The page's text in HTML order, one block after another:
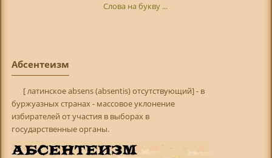
Слова на букву ...
Абсентеизм
[ латинское absens (absentis) отсутствующий] - в
буржуазных странах - массовое уклонение
избирателей от участия в выборах в
государственные органы.